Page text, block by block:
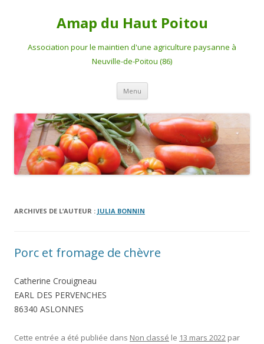
Amap du Haut Poitou
Association pour le maintien d'une agriculture paysanne à
Neuville-de-Poitou (86)
Menu Aller
contenu
ARCHIVES DE L’AUTEUR : JULIA BONNIN
Porc et fromage de chèvre
Catherine Crouigneau
EARL DES PERVENCHES
86340 ASLONNES
Cette entrée a été publiée dans Non classé le 13 mars 2022 par